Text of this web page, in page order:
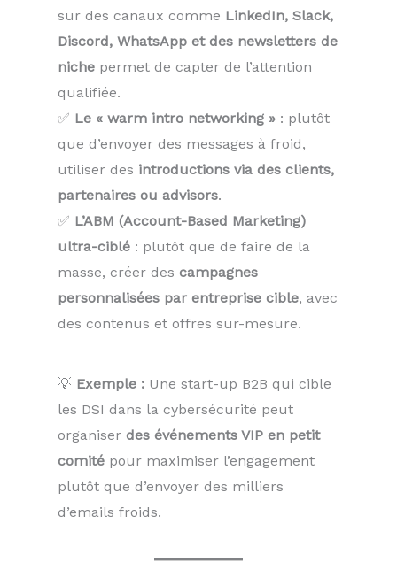
sur des canaux comme LinkedIn, Slack,
Discord, WhatsApp et des newsletters de
niche permet de capter de l’attention
qualifiée.
✅ Le « warm intro networking » : plutôt
que d’envoyer des messages à froid,
utiliser des introductions via des clients,
partenaires ou advisors.
✅ L’ABM (Account-Based Marketing)
ultra-ciblé : plutôt que de faire de la
masse, créer des campagnes
personnalisées par entreprise cible, avec
des contenus et offres sur-mesure.
💡 Exemple : Une start-up B2B qui cible
les DSI dans la cybersécurité peut
organiser des événements VIP en petit
comité pour maximiser l’engagement
plutôt que d’envoyer des milliers
d’emails froids.